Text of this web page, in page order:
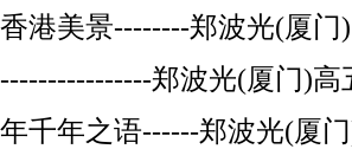
港美景--------郑波光(厦
郑波光(厦门)
千年之语------郑波光(厦